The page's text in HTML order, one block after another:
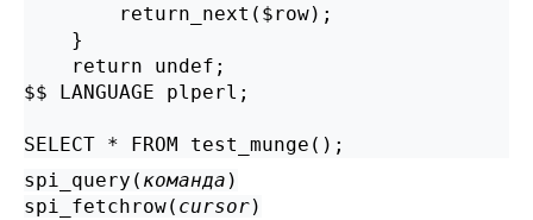
        return_next($row);
    }
    return undef;
$$ LANGUAGE plperl;
SELECT * FROM test_munge();
spi_query( команда )
spi_fetchrow( cursor)